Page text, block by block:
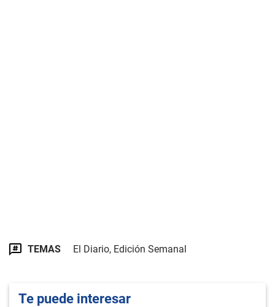
TEMAS El Diario, Edición Semanal
Te puede interesar